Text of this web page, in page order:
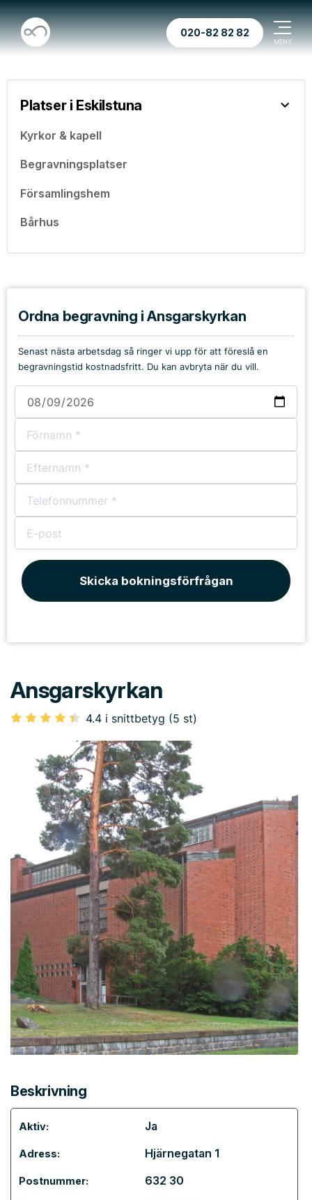
020-82 82 82
Platser i Eskilstuna
Kyrkor & kapell
Begravningsplatser
Församlingshem
Bårhus
Ordna begravning i Ansgarskyrkan
Senast nästa arbetsdag så ringer vi upp för att föreslå en
begravningstid kostnadsfritt. Du kan avbryta när du vill.
Skicka bokningsförfrågan
Ansgarskyrkan
4.4 i snittbetyg (5 st)
Beskrivning
Aktiv: Ja
Adress: Hjärnegatan 1
Postnummer: 632 30